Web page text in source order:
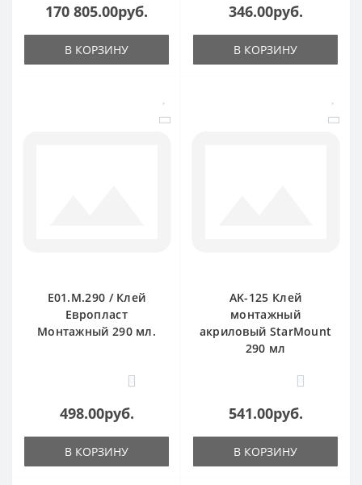
170 805.00руб.
В КОРЗИНУ
346.00руб.
В КОРЗИНУ
E01.M.290 / Клей
Европласт
Монтажный 290 мл.
0
498.00руб.
В КОРЗИНУ
AK-125 Клей
монтажный
акриловый StarMount
290 мл
0
541.00руб.
В КОРЗИНУ